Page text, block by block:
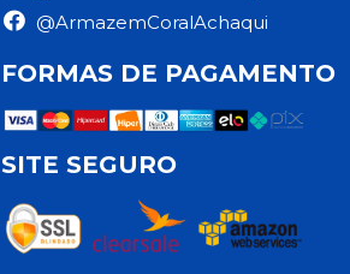
@ArmazemCoralAchaqui
FORMAS DE PAGAMENTO
SITE SEGURO